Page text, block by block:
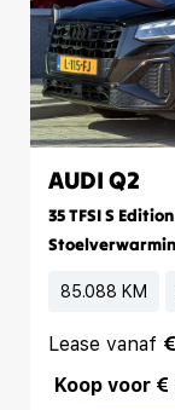
AUDI Q2
35 TFSI S
85.088 KM
Lease vanaf
Koop voor